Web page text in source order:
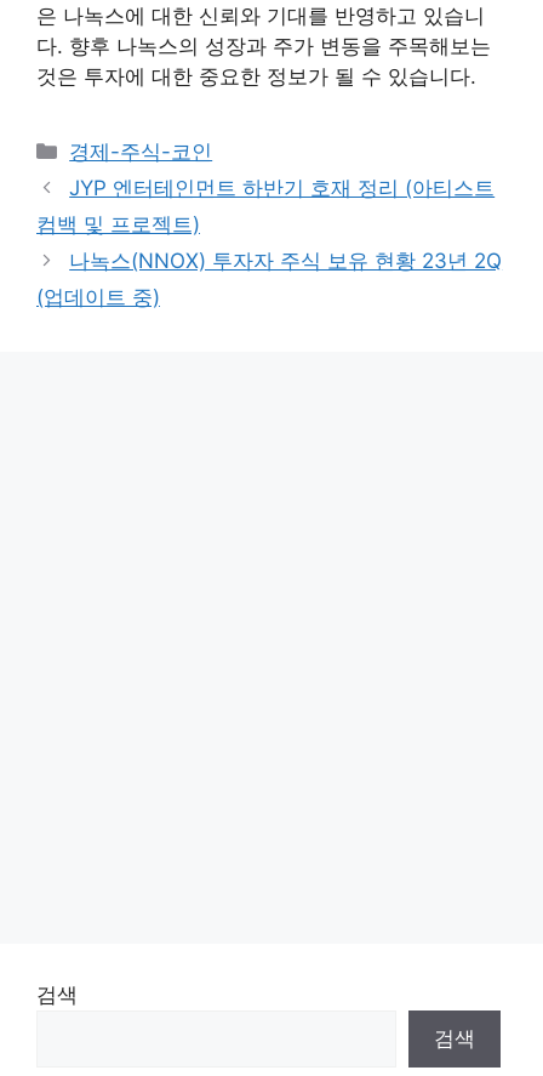
은 나녹스에 대한 신뢰와 기대를 반영하고 있습니
다. 향후 나녹스의 성장과 주가 변동을 주목해보는
것은 투자에 대한 중요한 정보가 될 수 있습니다.
카
테
리
경제-주식-코인
JYP 엔터테인먼트 하반기 호재 정리 (아티스트
컴백 및 프로젝트)
나녹스(NNOX) 투자자 주식 보유 현황 23년 2Q
(업데이트 중)
검색
검색